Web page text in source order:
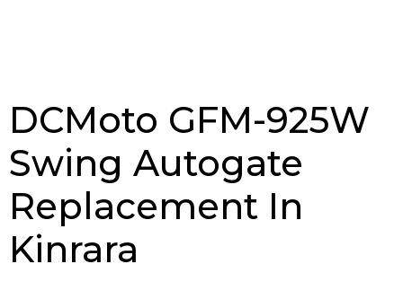
DCMoto GFM-925W
Swing Autogate
Replacement In
Kinrara